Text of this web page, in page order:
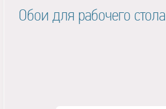
Обои для рабочего стола